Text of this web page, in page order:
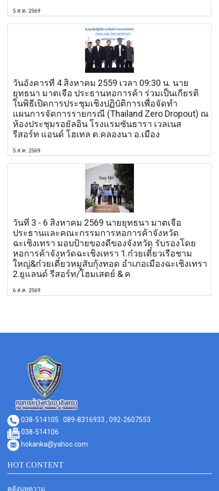
5 ส.ค. 2569
วันอังคารที่ 4 สิงหาคม 2559 เวลา 09:30 น. นาย
ยุทธนา มาตเจือ ประธานหอการค้า ร่วมเป็นเกียรติ
ในพิธีเปิดการประชุมเชิงปฏิบัติการเพื่อจัดทำ
แผนการจัดการรายกรณี (Thailand Zero Dropout) ณ
ห้องประชุมรอยัลอิน โรงแรมซันธารา เวลเนส
รีสอร์ท แอนด์ โฮเทล ต.คลองนา อ.เมือง
5 ส.ค. 2569
วันที่ 3 - 6 สิงหาคม 2569 นายยุทธนา มาตเจือ
ประธานและคณะกรรมการหอการค้าจังหวัด
ฉะเชิงเทรา มอบป้ายของดีของจังหวัด รับรองโดย
หอการค้าจังหวัดฉะเชิงเทรา 1.ก๋วยเตี๋ยวเรือชาม
ใหญ่&ก๋วยเตี๋ยวหมูสับกุ้งทอด อำเภอเมืองฉะเชิงเทรา
2.ยูแลนด์ รีสอร์ท/โฮมเสตย์ & ค
6 ส.ค. 2569
038-514105 089-8316933 , 092-2607553
038-514106
hokanka@yahoo.com
HOT CONTENT
คลังบทความ